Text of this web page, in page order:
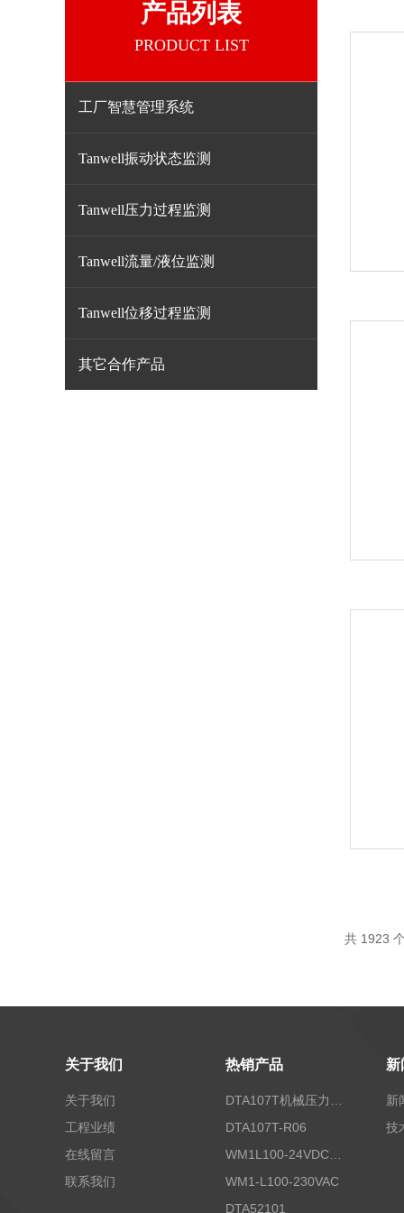
产品列表
PRODUCT LIST
工厂智慧管理系统
Tanwell振动状态监测
Tanwell压力过程监测
Tanwell流量/液位监测
Tanwell位移过程监测
其它合作产品
共 1923
关于我们
关于我们
工程业绩
在线留言
联系我们
热销产品
DTA107T-R06
WM1-L100-230VAC
DTA52101
新
新
技